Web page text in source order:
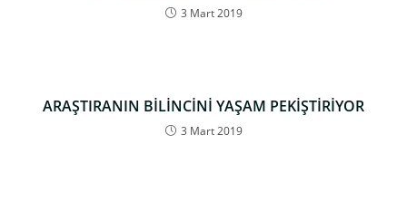
3 Mart 2019
ARAŞTIRANIN BİLİNCİNİ YAŞAM PEKİŞTİRİYOR
3 Mart 2019